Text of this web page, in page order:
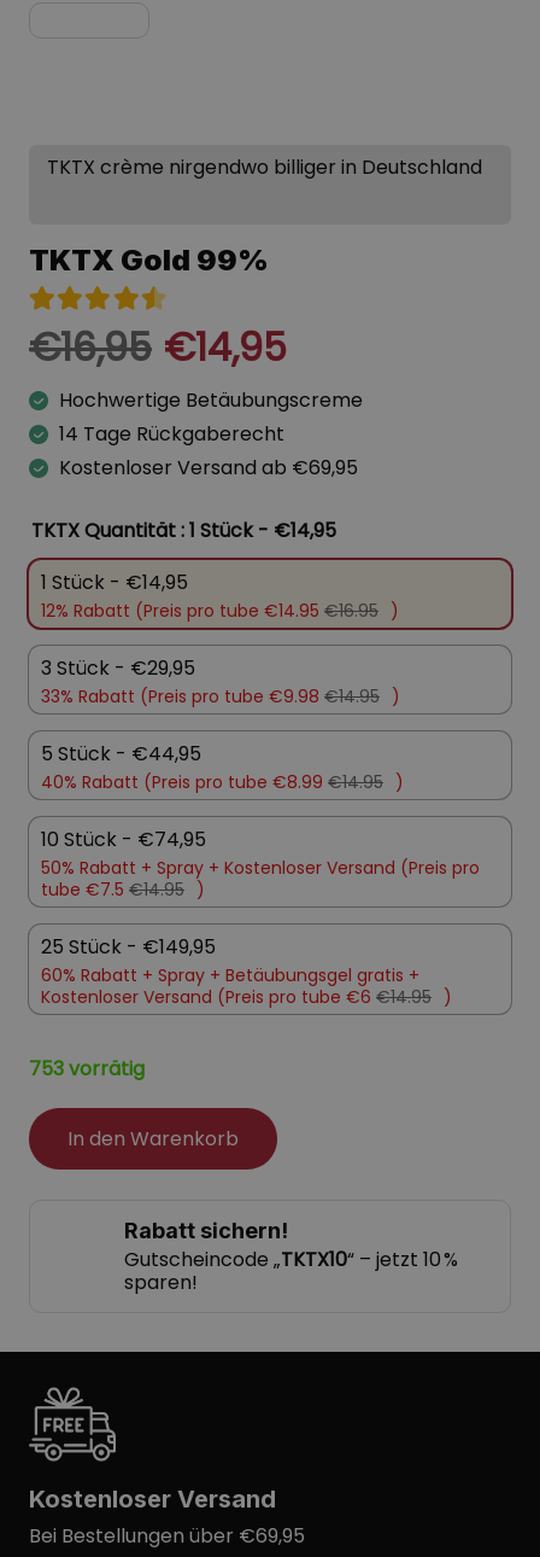
TKTX crème nirgendwo billiger in Deutschland
TKTX Gold 99%
Bewertet mit 4.50
€16,95 €14,95
Hochwertige Betäubungscreme
14 Tage Rückgaberecht
Kostenloser Versand ab €69,95
TKTX Quantität: 1 Stück - €14,95
1 Stück - €14,95
12% Rabatt (Preis pro tube €14.95 €16.95 )
3 Stück - €29,95
33% Rabatt (Preis pro tube €9.98 €14.95 )
5 Stück - €44,95
40% Rabatt (Preis pro tube €8.99 €14.95 )
10 Stück - €74,95
50% Rabatt + Spray + Kostenloser Versand (Preis pro
tube €7.5 €14.95 )
25 Stück - €149,95
60% Rabatt + Spray + Betäubungsgel gratis +
Kostenloser Versand (Preis pro tube €6 €14.95 )
753 vorrätig
In den Warenkorb
Rabatt sichern!
Gutscheincode „TKTX10“ – jetzt 10 %
sparen!
Kostenloser Versand
Bei Bestellungen über €69,95